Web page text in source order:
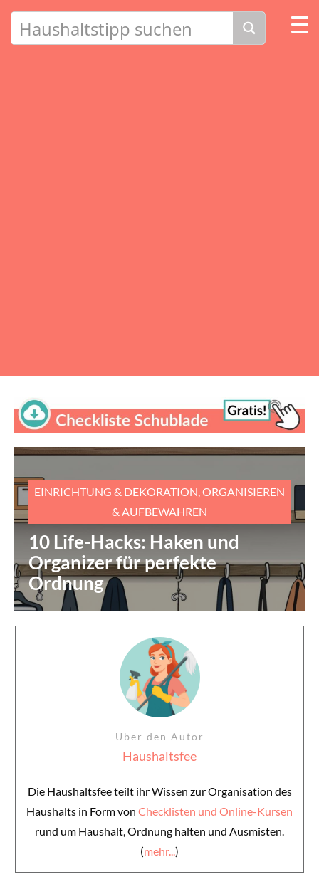
EINRICHTUNG & DEKORATION,ORGANISIEREN
& AUFBEWAHREN
10 Life-Hacks: Haken und
Organizer für perfekte
Ordnung
Über den Autor
Haushaltsfee
Die Haushaltsfee teilt ihr Wissen zur Organisation des
Haushalts in Form von Checklisten und Online-Kursen
rund um Haushalt, Ordnung halten und Ausmisten.
(mehr...)